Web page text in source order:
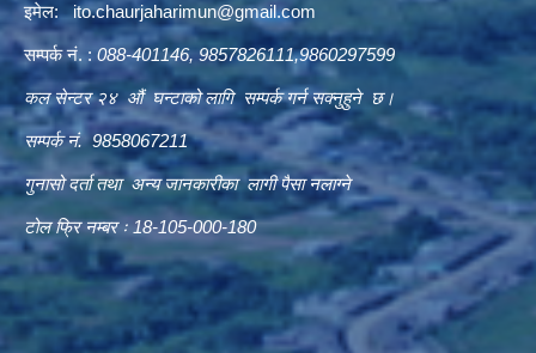
इमेल:ito.chaurjaharimun@gmail.com
सम्पर्क नं. : 088-401146, 9857826111,9860297599
कल सेन्टर २४ औं घन्टाको लागि सम्पर्क गर्न सक्नुहुने छ।
सम्पर्क नं. 9858067211
गुनासो दर्ता तथा अन्य जानकारीका लागी पैसा नलाग्ने
टोल फ्रि नम्बर ः 18-105-000-180